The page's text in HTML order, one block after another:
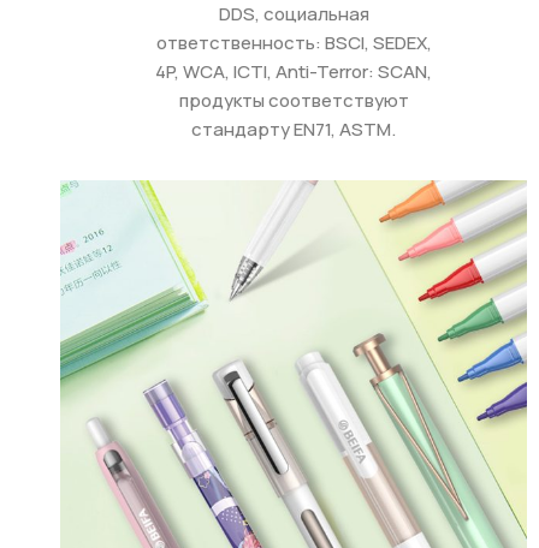
DDS, социальная
ответственность: BSCI, SEDEX,
4P, WCA, ICTI, Anti-Terror: SCAN,
продукты соответствуют
стандарту EN71, ASTM.